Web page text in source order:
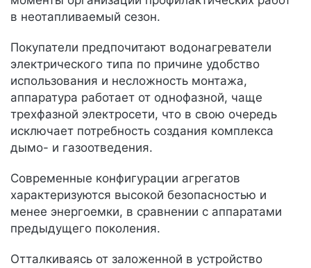
в неотапливаемый сезон.
Покупатели предпочитают водонагреватели
электрического типа по причине удобство
использования и несложность монтажа,
аппаратура работает от однофазной, чаще
трехфазной электросети, что в свою очередь
исключает потребность создания комплекса
дымо- и газоотведения.
Современные конфигурации агрегатов
характеризуются высокой безопасностью и
менее энергоемки, в сравнении с аппаратами
предыдущего поколения.
Отталкиваясь от заложенной в устройство